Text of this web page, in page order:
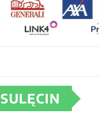
SULĘCIN